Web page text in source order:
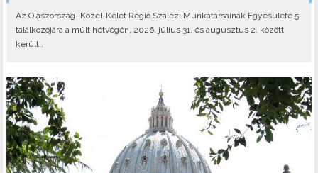
Az Olaszország–Közel-Kelet Régió Szalézi Munkatársainak Egyesülete 5.
találkozójára a múlt hétvégén, 2026. július 31. és augusztus 2. között
került..